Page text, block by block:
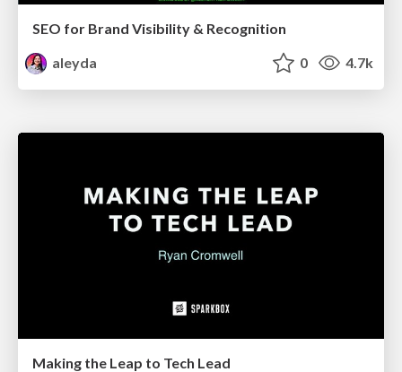
SEO for Brand Visibility & Recognition
aleyda
0 4.7k
Making the Leap to Tech Lead